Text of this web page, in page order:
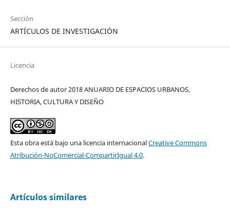
Sección
ARTÍCULOS DE INVESTIGACIÓN
Licencia
Derechos de autor 2018 ANUARIO DE ESPACIOS URBANOS,
HISTORIA, CULTURA Y DISEÑO
Esta obra está bajo una licencia internacionalCreative Commons
Atribución-NoComercial-CompartirIgual 4.0.
Artículos similares